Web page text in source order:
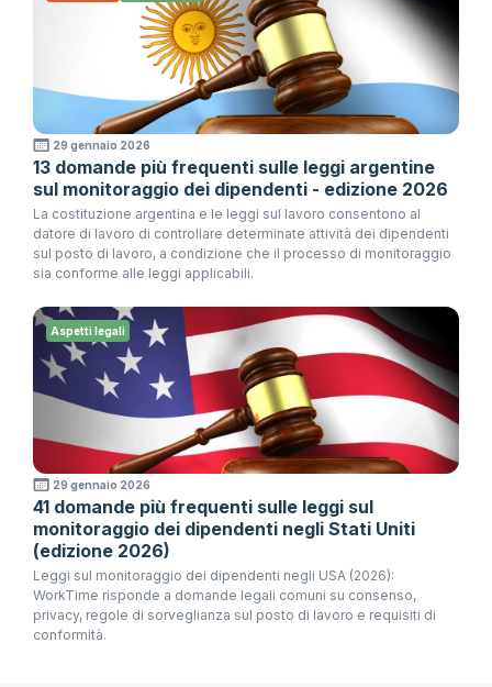
29 gennaio 2026
13 domande più frequenti sulle leggi argentine
sul monitoraggio dei dipendenti - edizione 2026
La costituzione argentina e le leggi sul lavoro consentono al
datore di lavoro di controllare determinate attività dei dipendenti
sul posto di lavoro, a condizione che il processo di monitoraggio
sia conforme alle leggi applicabili.
29 gennaio 2026
41 domande più frequenti sulle leggi sul
monitoraggio dei dipendenti negli Stati Uniti
(edizione 2026)
Leggi sul monitoraggio dei dipendenti negli USA (2026):
WorkTime risponde a domande legali comuni su consenso,
privacy, regole di sorveglianza sul posto di lavoro e requisiti di
conformità.
Aspetti legali